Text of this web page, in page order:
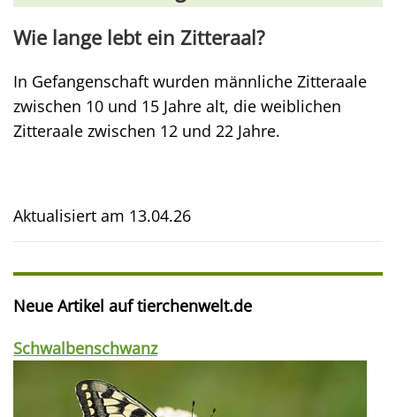
Wie lange lebt ein Zitteraal?
In Gefangenschaft wurden männliche Zitteraale
zwischen 10 und 15 Jahre alt, die weiblichen
Zitteraale zwischen 12 und 22 Jahre.
Aktualisiert am 13.04.26
Neue Artikel auf tierchenwelt.de
Schwalbenschwanz